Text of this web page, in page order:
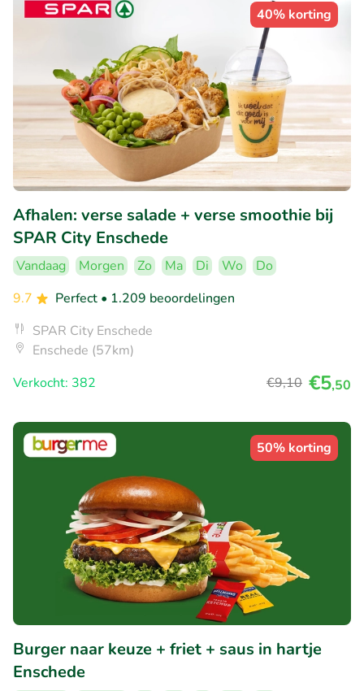
40% korting
Afhalen: verse salade + verse smoothie bij
SPAR City Enschede
Vandaag Morgen Zo Ma Di Wo
Do
9.7
Perfect • 1.209 beoordelingen
SPAR City Enschede
Enschede (57km)
Verkocht: 382
€9,10 €5,50
50% korting
Burger naar keuze + friet + saus in hartje
Enschede